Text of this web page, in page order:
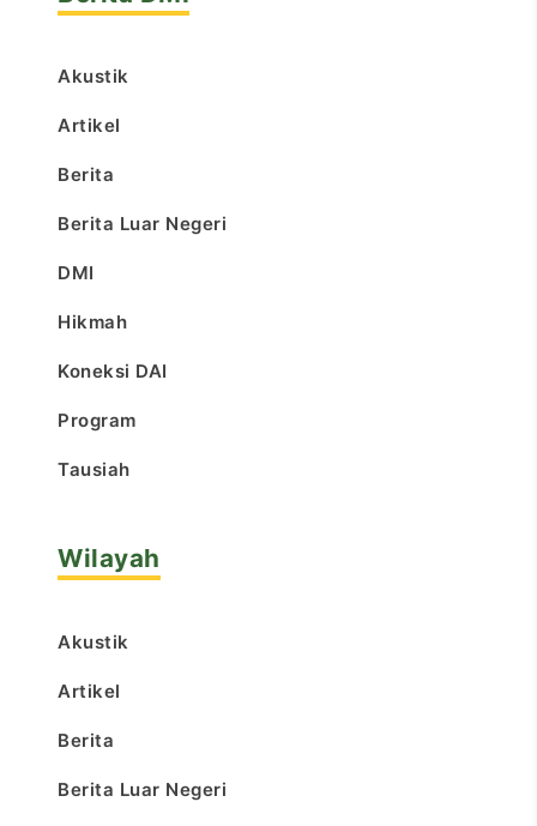
Akustik
Artikel
Berita
Berita Luar Negeri
DMI
Hikmah
Koneksi DAI
Program
Tausiah
Wilayah
Akustik
Artikel
Berita
Berita Luar Negeri